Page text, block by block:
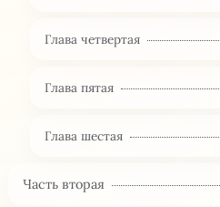
Глава четвертая
Глава пятая
Глава шестая
Часть вторая